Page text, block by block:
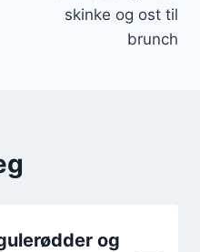
skinke og ost til
brunch
og